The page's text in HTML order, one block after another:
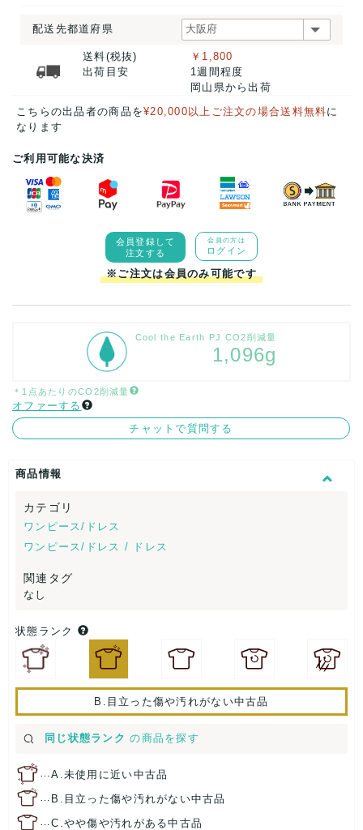
配送先都道府県
送料(税抜)
出荷目安
￥1,800
1週間程度
岡山県から出荷
こちらの出品者の商品を¥20,000以上ご注文の場合送料無料に
なります
ご利用可能な決済
会員登録して
注文する
会員の方は
ログイン
※ご注文は会員のみ可能です
Cool the Earth PJ CO2削減量
1,096g
＊1点あたりのCO2削減量
オファーする
チャットで質問する
商品情報
カテゴリ
ワンピース/ドレス
ワンピース/ドレス / ドレス
関連タグ
なし
状態ランク
B.目立った傷や汚れがない中古品
同じ状態ランク の商品を探す
…A.未使用に近い中古品
… B.目立った傷や汚れがない中古品
…C.やや傷や汚れがある中古品